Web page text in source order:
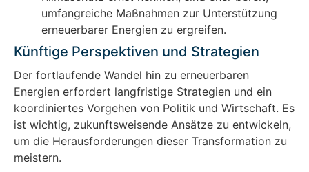
umfangreiche Maßnahmen zur Unterstützung
erneuerbarer Energien zu ergreifen.
Künftige Perspektiven und Strategien
Der fortlaufende Wandel hin zu erneuerbaren
Energien erfordert langfristige Strategien und ein
koordiniertes Vorgehen von Politik und Wirtschaft. Es
ist wichtig, zukunftsweisende Ansätze zu entwickeln,
um die Herausforderungen dieser Transformation zu
meistern.